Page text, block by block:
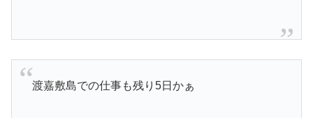
渡嘉敷島での仕事も残り5日かぁ